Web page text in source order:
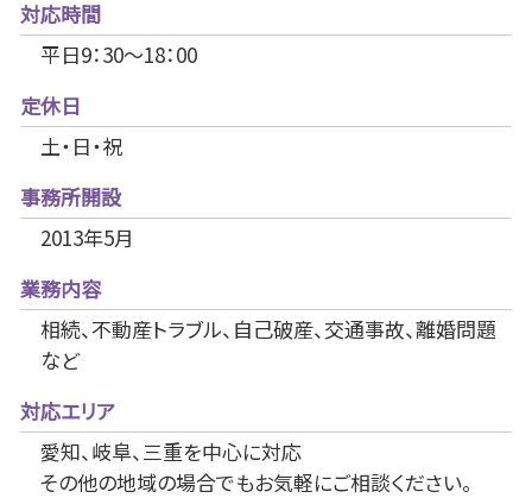
対応時間
平日9：30～18：00
定休日
土・日・祝
事務所開設
2013年5月
業務内容
相続、不動産トラブル、自己破産、交通事故、離婚問題
など
対応エリア
愛知、岐阜、三重を中心に対応
その他の地域の場合でもお気軽にご相談ください。